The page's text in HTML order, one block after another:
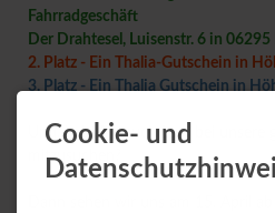
Fahrradgeschäft
Der Drahtesel, Luisenstr. 6 in
2. Platz - Ein Thalia-Gutschein in
3. Platz - Ein Thalia Gutschein in
Und, habt Ihr auch Lust bei unsere
mitzusuchen?
Cookie- und